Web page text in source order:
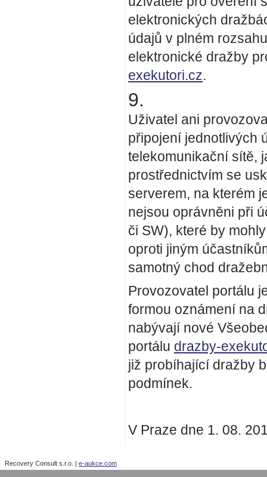
elektronických
údajů v plném
elektronické dražby
exekutori.cz.
9.
Uživatel ani
připojení jednotlivých
telekomunikační sítě,
prostřednictvím se
serverem, na kterém
nejsou oprávněni při
či SW), které by
oproti jiným
samotný chod
Provozovatel portálu
formou oznámení na
nabývají nové
portálu drazby-
již probíhající dražby
podmínek.
V Praze dne 1. 08.
Recovery Consult s.r.o. | e-aukce.com